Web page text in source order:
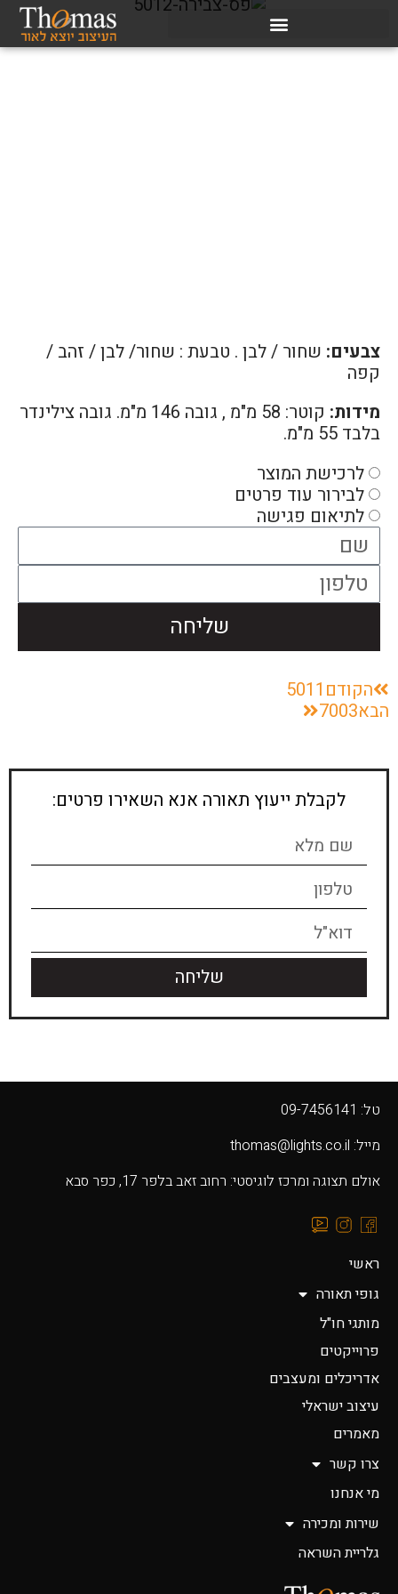
צבעים: שחור / לבן . טבעת : שחור/ לבן / זהב /
קפה
מידות:
קוטר: 58 מ"מ , גובה 146 מ"מ. גובה צילינדר
בלבד 55 מ"מ.
לרכישת המוצר
לבירור עוד פרטים
לתיאום פגישה
שליחה
הקודם 5011
הבא7003
לקבלת ייעוץ תאורה אנא השאירו פרטים:
שליחה
טל: 09-7456141
מייל: thomas@lights.co.il‬
אולם תצוגה ומרכז לוגיסטי: רחוב זאב בלפר 17, כפר סבא
ראשי
גופי תאורה
מותגי חו"ל
פרוייקטים
אדריכלים ומעצבים
עיצוב ישראלי
מאמרים
צרו קשר
מי אנחנו
שירות ומכירה
גלריית השראה